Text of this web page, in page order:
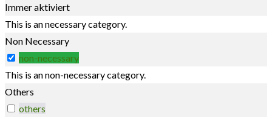
Immer aktiviert
This is an necessary category.
Non Necessary
non-necessary
This is an non-necessary category.
Others
others